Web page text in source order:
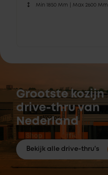
Min 1850 Mm | Max 2600 Mm
Grootste kozijn
drive-thru van
Nederland
Bekijk alle drive-thru's